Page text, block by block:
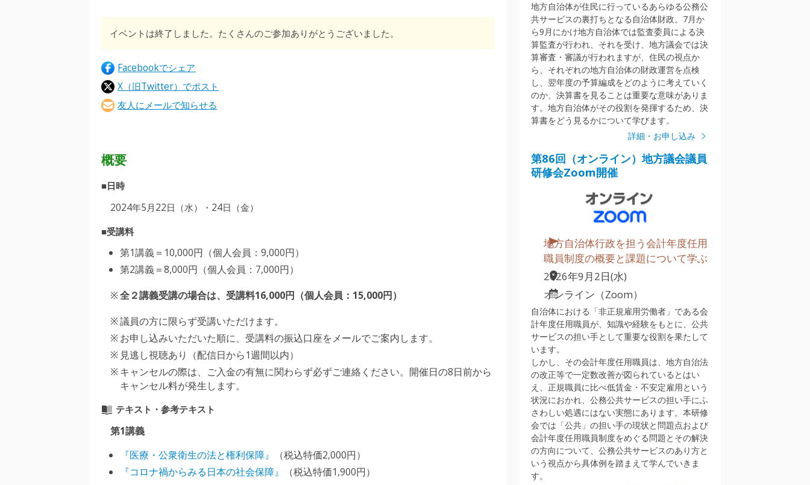
イベントは終了しました。たくさんのご参加ありがとうございました。
Facebookでシェア
X（旧Twitter）でポスト
友人にメールで知らせる
概要
■日時
2024年5月22日（水）・24日（金）
■受講料
第1講義＝10,000円（個人会員：9,000円）
第2講義＝8,000円（個人会員：7,000円）
全２講義受講の場合は、受講料16,000円（個人会員：15,000円）
議員の方に限らず受講いただけます。
お申し込みいただいた順に、受講料の振込口座をメールでご案内します。
見逃し視聴あり（配信日から1週間以内）
キャンセルの際は、ご入金の有無に関わらず必ずご連絡ください。開催日の8日前から
キャンセル料が発生します。
テキスト・参考テキスト
第1講義
『医療・公衆衛生の法と権利保障』
（税込特価2,000円）
『コロナ禍からみる日本の社会保障』
（税込特価1,900円）
地方自治体が住民に行っているあらゆる公務公
共サービスの裏打ちとなる自治体財政。7月か
ら9月にかけ地方自治体では監査委員による決
算監査が行われ、それを受け、地方議会では決
算審査・審議が行われますが、住民の視点か
ら、それぞれの地方自治体の財政運営を点検
し、翌年度の予算編成をどのように考えていく
のか、決算書を見ることは重要な意味がありま
す。地方自治体がその役割を発揮するため、決
算書をどう見るかについて学びます。
詳細・お申し込み
第86回（オンライン）地方議会議員
研修会Zoom開催
地方自治体行政を担う会計年度任用
職員制度の概要と課題について学ぶ
2026年9月2日(水)
オンライン（Zoom）
自治体における「非正規雇用労働者」である会
計年度任用職員が、知識や経験をもとに、公共
サービスの担い手として重要な役割を果たして
います。
しかし、その会計年度任用職員は、地方自治法
の改正等で一定数改善が図られているとはい
え、正規職員に比べ低賃金・不安定雇用という
状況におかれ、公務公共サービスの担い手にふ
さわしい処遇にはない実態にあります。本研修
会では「公共」の担い手の現状と問題点および
会計年度任用職員制度をめぐる問題とその解決
の方向について、公務公共サービスのあり方と
いう視点から具体例を踏まえて学んでいきま
す。